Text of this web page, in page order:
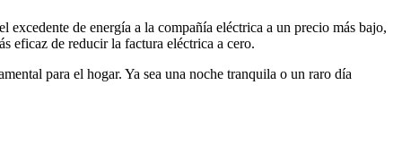
excedente de energía a la compañía eléctrica a un precio más bajo,
eficaz de reducir la factura eléctrica a cero.
para el hogar. Ya sea una noche tranquila o un raro día